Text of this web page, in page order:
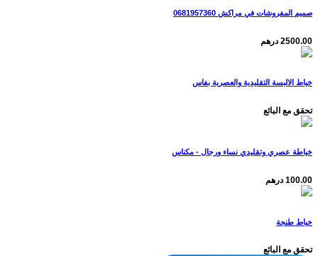
صميم المفروشات في مراكش 0681957360
2500.00 درهم
خياط الالبسة التقليدية والعصرية بفاس
تحقق مع البائع
خياطة عصري وتقليدي نساء ورجال - مكناس
100.00 درهم
خياط طنجة
تحقق مع البائع